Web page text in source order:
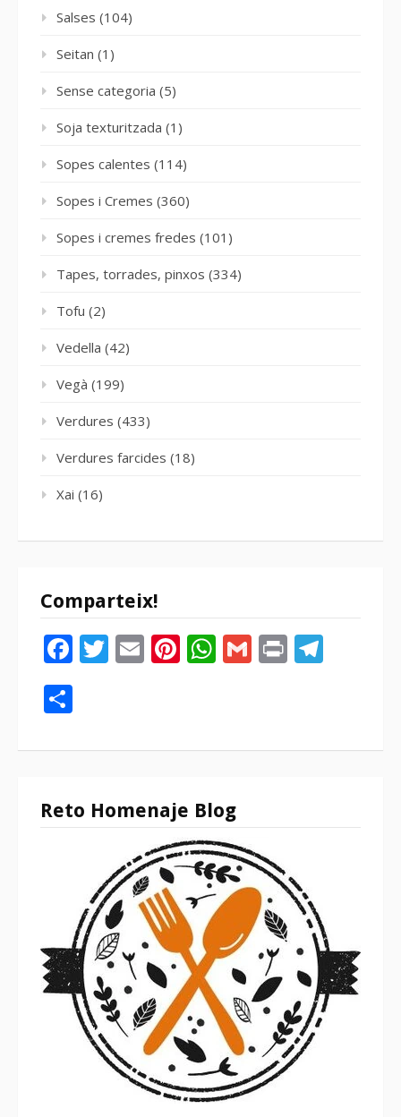
Salses (104)
Seitan (1)
Sense categoria (5)
Soja texturitzada (1)
Sopes calentes (114)
Sopes i Cremes (360)
Sopes i cremes fredes (101)
Tapes, torrades, pinxos (334)
Tofu (2)
Vedella (42)
Vegà (199)
Verdures (433)
Verdures farcides (18)
Xai (16)
Comparteix!
Facebook
Twitter
EmailPinterest
WhatsApp
Gmail
Print
Reto Homenaje Blog